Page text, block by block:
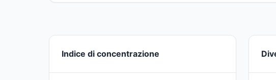
Indice di concentrazione